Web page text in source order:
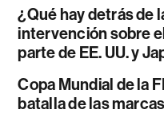
¿Qué hay detrás de
intervención sobre
parte de EE. UU. y
Copa Mundial de la
batalla de las marcas